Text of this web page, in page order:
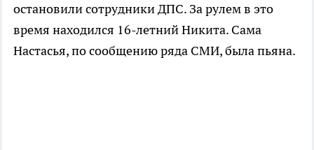
остановили сотрудники ДПС. За рулем в это
время находился 16-летний Никита. Сама
Настасья, по сообщению ряда СМИ, была пьяна.